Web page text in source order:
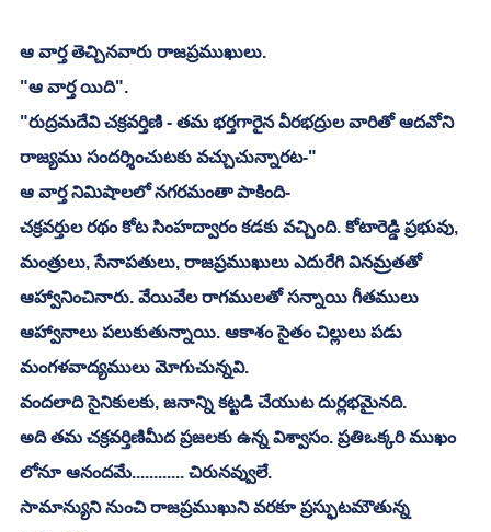
ఆ వార్త తెచ్చినవారు రాజప్రముఖులు.
"ఆ వార్త యిది".
"రుద్రమదేవి చక్రవర్తిణి - తమ భర్తగారైన వీరభద్రుల వారితో ఆదవోని
రాజ్యము సందర్శించుటకు వచ్చుచున్నారట-"
ఆ వార్త నిమిషాలలో నగరమంతా పాకింది-
చక్రవర్తుల రథం కోట సింహద్వారం కడకు వచ్చింది. కోటారెడ్డి ప్రభువు,
మంత్రులు, సేనాపతులు, రాజప్రముఖులు ఎదురేగి వినమ్రతతో
ఆహ్వానించినారు. వేయివేల రాగములతో సన్నాయి గీతములు
ఆహ్వానాలు పలుకుతున్నాయి. ఆకాశం సైతం చిల్లులు పడు
మంగళవాద్యములు మోగుచున్నవి.
వందలాది సైనికులకు, జనాన్ని కట్టడి చేయుట దుర్లభమైనది.
అది తమ చక్రవర్తిణిమీద ప్రజలకు ఉన్న విశ్వాసం. ప్రతిఒక్కరి ముఖం
లోనూ ఆనందమే............ చిరునవ్వులే.
సామాన్యుని నుంచి రాజప్రముఖుని వరకూ ప్రస్ఫుటమౌతున్న